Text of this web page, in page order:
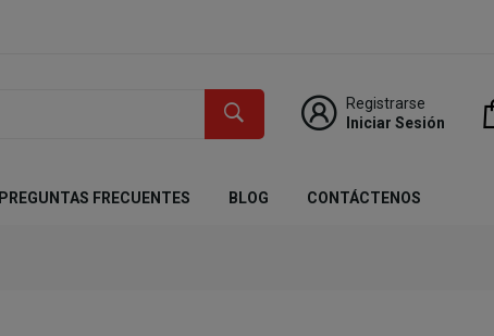
Registrarse
Iniciar Sesión
PREGUNTAS FRECUENTES BLOG CONTÁCTENOS